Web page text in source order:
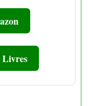
Livres